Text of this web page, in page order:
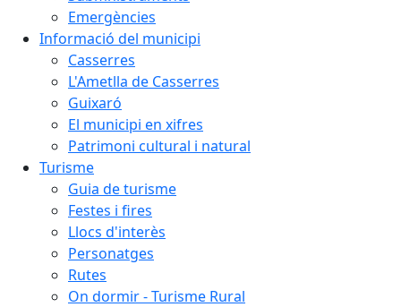
Emergències
Informació del municipi
Casserres
L'Ametlla de Casserres
Guixaró
El municipi en xifres
Patrimoni cultural i natural
Turisme
Guia de turisme
Festes i fires
Llocs d'interès
Personatges
Rutes
On dormir - Turisme Rural